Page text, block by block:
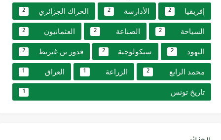
إفريقيا 2 الأدارسة 2 الحراك الجزائري 2
السياحة 2 الصناعة 2 العثمانيون 2
اليهود 2 سيكولوجية 2 قدور بن غبريط 2
محمد الرابع 2 الزراعة 1 العراق 1
تاريخ تونس 1